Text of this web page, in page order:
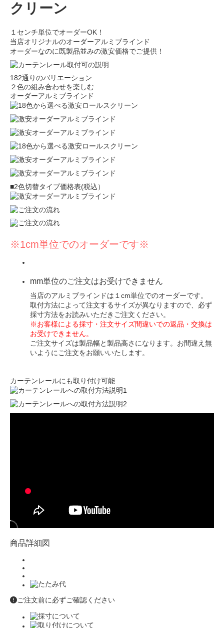
１センチ単位でオーダーOK！
当店オリジナルのオーダーアルミブラインド
オーダーなのに既製品並みの激安価格でご提供！
182通りのバリエーション
２色の組み合わせを楽しむ
オーダーアルミブラインド
■2色切替タイプ価格表(税込）
※1cm単位でのオーダーです※
mm単位のご注文はお受けできません
当店のアルミブラインドは１cm単位でのオーダーです。
取付方法によって注文するサイズが異なりますので、必ず
採寸方法をお読みいただきご注文ください。
※お客様による採寸・注文サイズ間違いでの返品・交換は
お受けできません。
ご注文サイズは製品幅と製品高さになります。お間違え無
いようにご注文をお願いいたします。
カーテンレールにも取り付け可能
商品詳細図
ご注文前に必ずご確認ください